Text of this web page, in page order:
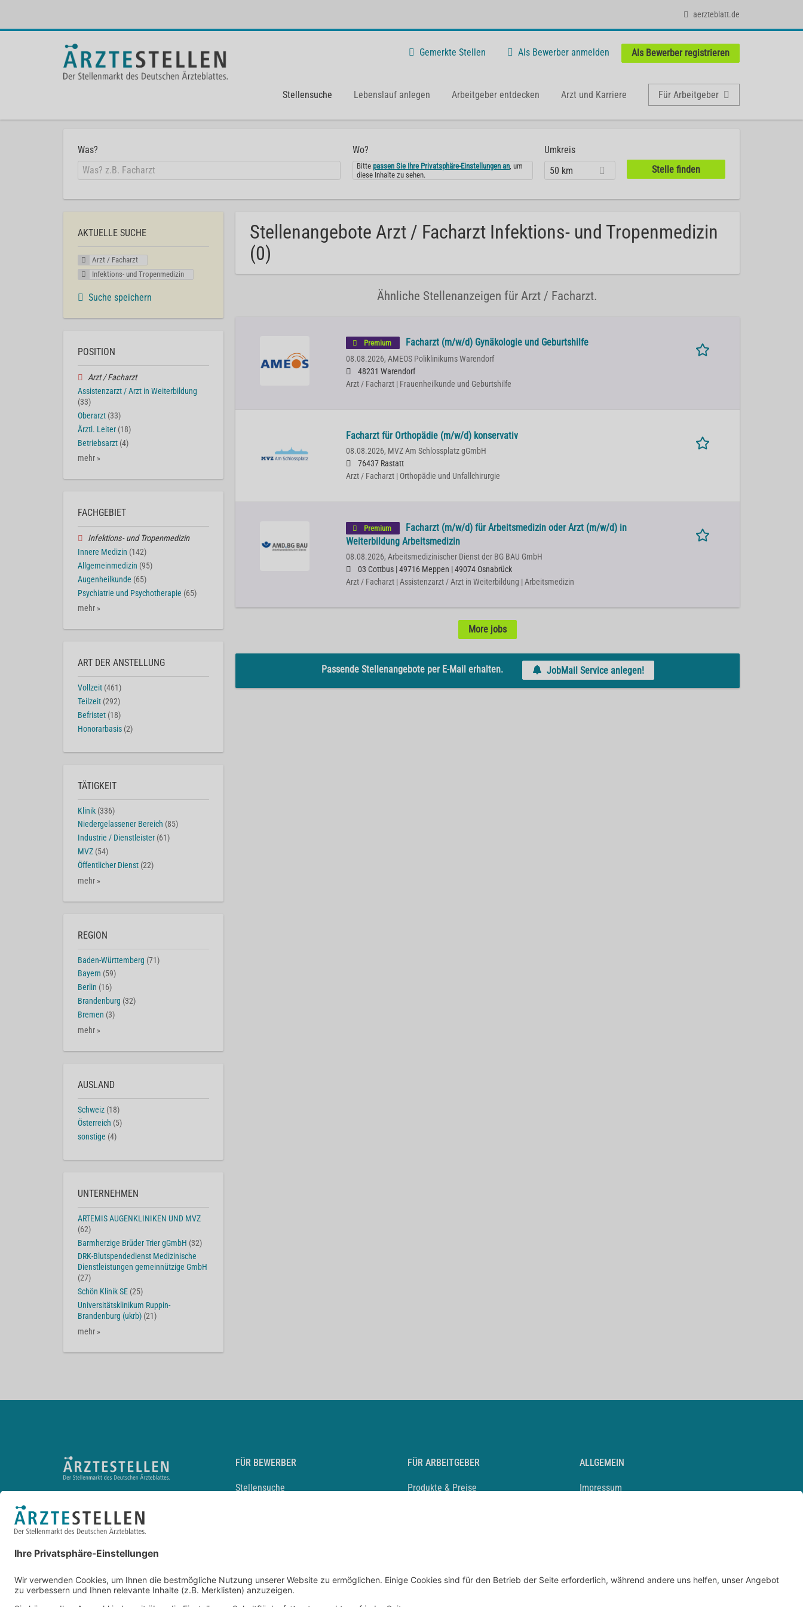
aerzteblatt.de
Gemerkte Stellen Als Bewerber anmelden Als Bewerber registrieren
Stellensuche Lebenslauf anlegen Arbeitgeber entdecken Arzt und Karriere Für Arbeitgeber
Was? Wo?
Bittepassen Sie Ihre Privatsphäre-Einstellungen an, um
diese Inhalte zu sehen.
Umkreis
50 km
Stellenangebote Arzt / Facharzt Infektions- und Tropenmedizin
(0)
Ähnliche Stellenanzeigen für Arzt / Facharzt.
Premium Facharzt (m/w/d) Gynäkologie und Geburtshilfe
08.08.2026, AMEOS Poliklinikums Warendorf
48231 Warendorf
Arzt / Facharzt | Frauenheilkunde und Geburtshilfe
Facharzt für Orthopädie (m/w/d) konservativ
08.08.2026, MVZ Am Schlossplatz gGmbH
76437 Rastatt
Arzt / Facharzt | Orthopädie und Unfallchirurgie
Premium
Facharzt (m/w/d) für Arbeitsmedizin oder Arzt (m/w/d) in
Weiterbildung Arbeitsmedizin
08.08.2026, Arbeitsmedizinischer Dienst der BG BAU GmbH
03 Cottbus | 49716 Meppen | 49074 Osnabrück
Arzt / Facharzt | Assistenzarzt / Arzt in Weiterbildung | Arbeitsmedizin
More jobs
Passende Stellenangebote per E-Mail erhalten. JobMail Service anlegen!
AKTUELLE SUCHE
Arzt / Facharzt
Infektions- und Tropenmedizin
Suche speichern
POSITION
Arzt / Facharzt
Assistenzarzt / Arzt in Weiterbildung
(33)
Oberarzt (33)
Ärztl. Leiter (18)
Betriebsarzt (4)
mehr »
FACHGEBIET
Infektions- und Tropenmedizin
Innere Medizin (142)
Allgemeinmedizin (95)
Augenheilkunde (65)
Psychiatrie und Psychotherapie (65)
mehr »
ART DER ANSTELLUNG
Vollzeit (461)
Teilzeit (292)
Befristet (18)
Honorarbasis (2)
TÄTIGKEIT
Klinik (336)
Niedergelassener Bereich (85)
Industrie / Dienstleister (61)
MVZ (54)
Öffentlicher Dienst (22)
mehr »
REGION
Baden-Württemberg (71)
Bayern (59)
Berlin (16)
Brandenburg (32)
Bremen (3)
mehr »
AUSLAND
Schweiz (18)
Österreich (5)
sonstige (4)
UNTERNEHMEN
ARTEMIS AUGENKLINIKEN UND MVZ
(62)
Barmherzige Brüder Trier gGmbH (32)
DRK-Blutspendedienst Medizinische
Dienstleistungen gemeinnützige GmbH
(27)
Schön Klinik SE (25)
Universitätsklinikum Ruppin-
Brandenburg (ukrb) (21)
mehr »
FÜR BEWERBER
Stellensuche
Durchsuchen Sie den Stellenkatalog
FÜR ARBEITGEBER
Produkte & Preise
ALLGEMEIN
Impressum